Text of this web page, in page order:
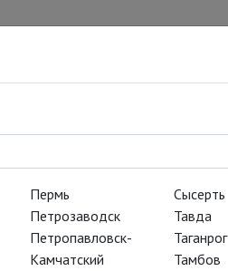
Пермь
Петрозаводск
Петропавловск-
Камчатский
Сысерть
Тавда
Таганрог
Тамбов